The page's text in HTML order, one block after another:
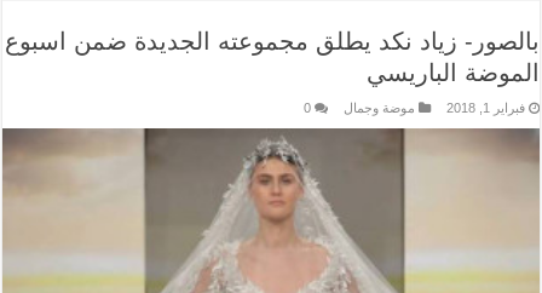
بالصور- زياد نكد يطلق مجموعته الجديدة ضمن اسبوع
الموضة الباريسي
فبراير 1, 2018 موضة وجمال 0